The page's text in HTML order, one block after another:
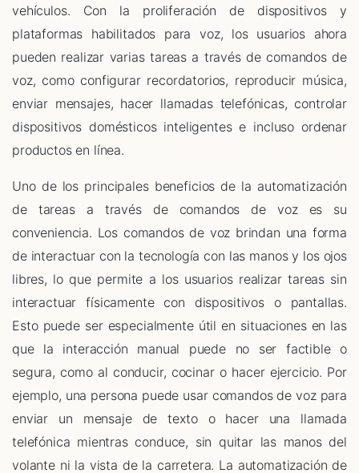
vehículos. Con la proliferación de dispositivos y
plataformas habilitados para voz, los usuarios ahora
pueden realizar varias tareas a través de comandos de
voz, como configurar recordatorios, reproducir música,
enviar mensajes, hacer llamadas telefónicas, controlar
dispositivos domésticos inteligentes e incluso ordenar
productos en línea.
Uno de los principales beneficios de la automatización
de tareas a través de comandos de voz es su
conveniencia. Los comandos de voz brindan una forma
de interactuar con la tecnología con las manos y los ojos
libres, lo que permite a los usuarios realizar tareas sin
interactuar físicamente con dispositivos o pantallas.
Esto puede ser especialmente útil en situaciones en las
que la interacción manual puede no ser factible o
segura, como al conducir, cocinar o hacer ejercicio. Por
ejemplo, una persona puede usar comandos de voz para
enviar un mensaje de texto o hacer una llamada
telefónica mientras conduce, sin quitar las manos del
volante ni la vista de la carretera. La automatización de